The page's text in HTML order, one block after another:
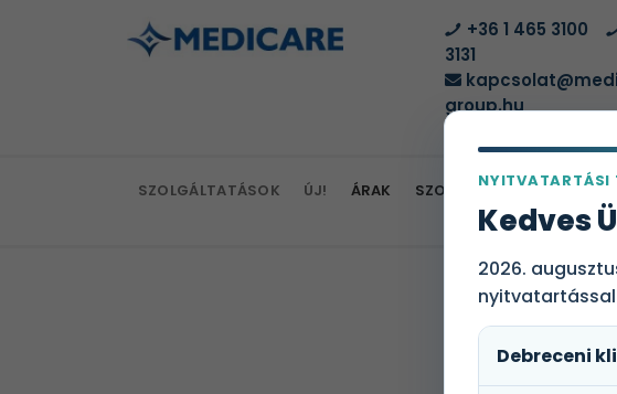
+36 1 465 3100
3131
group.hu
SZOLGÁLTATÁSOK ÚJ! ÁRAK SZOLGÁLTATÓHELYEK
NYITVATARTÁSI
Kedves
2026.
nyitvatartással
Debreceni